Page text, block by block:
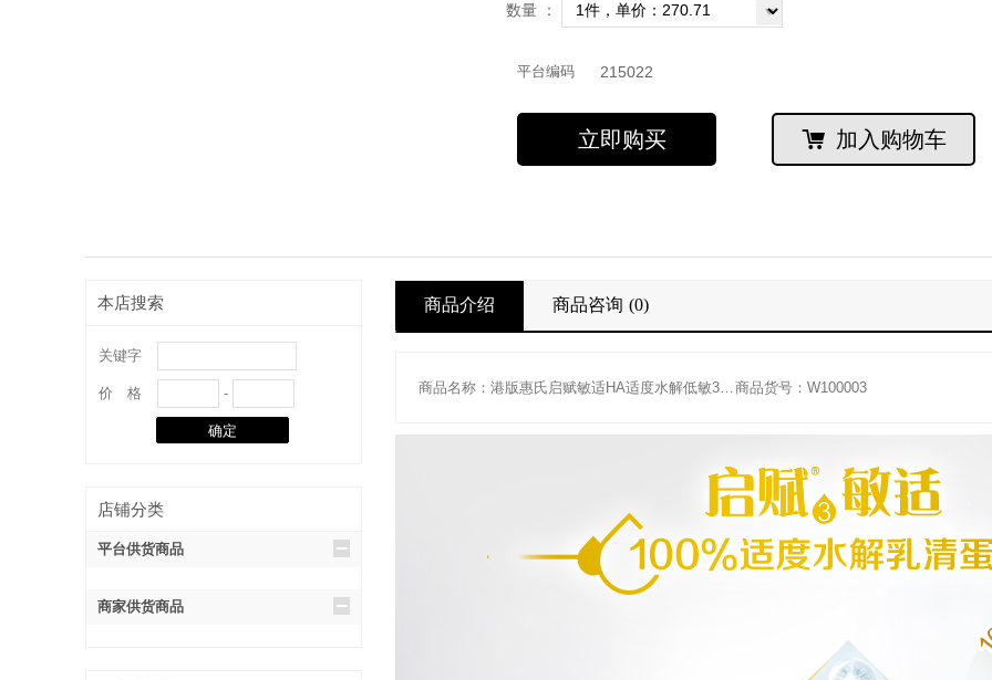
数量 ：
平台编码 215022
立即购买 加入购物车
商品介绍 商品咨询 (0)
商品名称：港版惠氏启赋敏适HA适度水解低敏3段婴幼儿配方奶粉800g 罐商品货号：W100003
本店搜索
关键字
价 格 -
店铺分类
平台供货商品
商家供货商品